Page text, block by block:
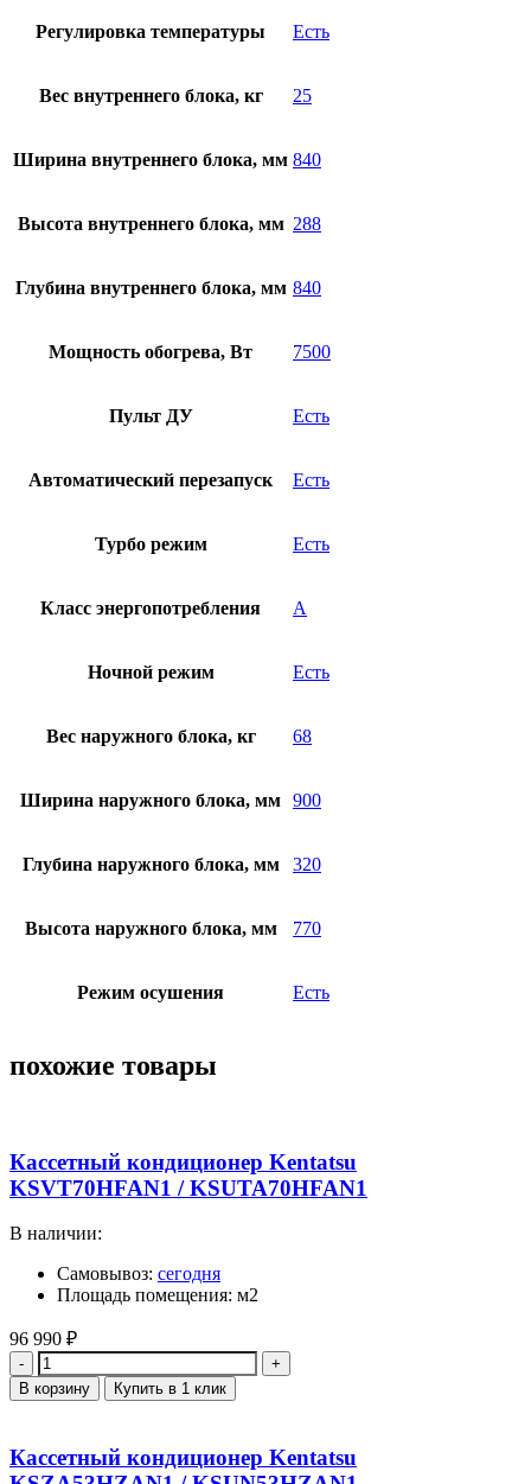
Регулировка температуры Есть
Вес внутреннего блока, кг 25
Ширина внутреннего блока, мм 840
Высота внутреннего блока, мм 288
Глубина внутреннего блока, мм 840
Мощность обогрева, Вт 7500
Пульт ДУ Есть
Автоматический перезапуск Есть
Турбо режим Есть
Класс энергопотребления A
Ночной режим Есть
Вес наружного блока, кг 68
Ширина наружного блока, мм 900
Глубина наружного блока, мм 320
Высота наружного блока, мм 770
Режим осушения Есть
похожие товары
Кассетный кондиционер Kentatsu
KSVT70HFAN1 / KSUTA70HFAN1
В наличии:
Самовывоз: сегодня
Площадь помещения: м2
96 990 ₽
Количество
В корзину Купить в 1 клик
Кассетный кондиционер Kentatsu